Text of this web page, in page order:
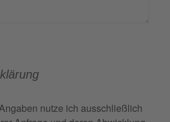
nutze ich ausschließlich